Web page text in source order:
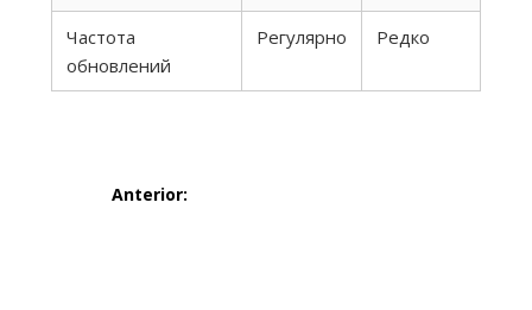
Частота
обновлений
Регулярно Редко
Navegación
Anterior: